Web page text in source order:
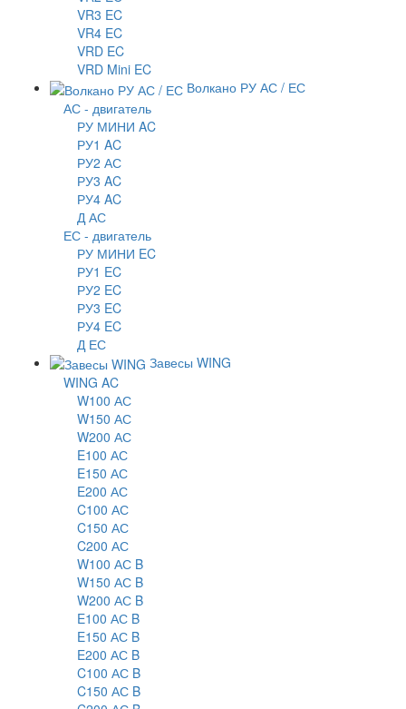
VR3 EC
VR4 EC
VRD EC
VRD Mini EC
Волкано РУ АС / ЕС
АС - двигатель
РУ МИНИ AC
РУ1 AC
РУ2 АС
РУ3 AC
РУ4 AC
Д АС
ЕС - двигатель
РУ МИНИ EC
РУ1 EC
РУ2 EC
РУ3 EC
РУ4 EC
Д ЕС
Завесы WING
WING AC
W100 АС
W150 АС
W200 АС
E100 АС
E150 АС
E200 АС
C100 АС
C150 АС
C200 АС
W100 АС B
W150 АС B
W200 АС B
E100 АС B
E150 АС B
E200 АС B
C100 АС B
C150 АС B